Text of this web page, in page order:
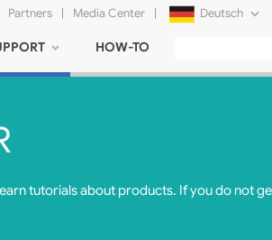
Partners | Media Center | Deutsch
HOW-TO
tutorials about products. If you do not